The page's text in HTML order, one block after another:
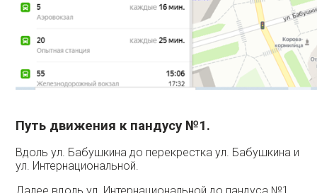
Путь движения к пандусу №1.
Вдоль ул. Бабушкина до перекрестка ул. Бабушкина и
ул. Интернациональной.